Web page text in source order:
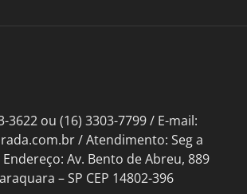
3622 ou (16) 3303-7799 / E-mail:
/ Atendimento: Seg a
Endereço: Av. Bento de Abreu, 889
– SP CEP 14802-396